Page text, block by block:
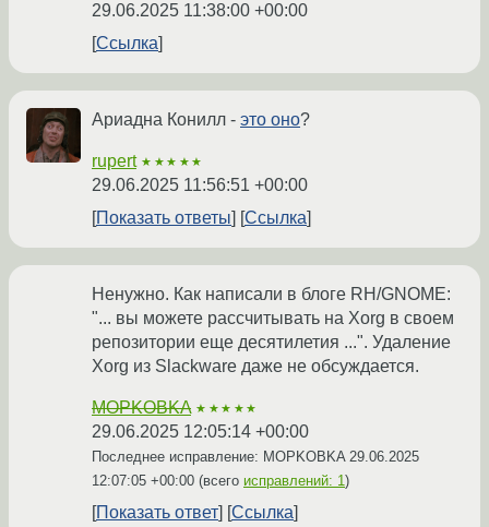
29.06.2025 11:38:00 +00:00
Ссылка
Ариадна Конилл - это оно?
rupert ★★★★★
29.06.2025 11:56:51 +00:00
Показать ответы
Ссылка
Ненужно. Как написали в блоге RH/GNOME:
"... вы можете рассчитывать на Xorg в своем
репозитории еще десятилетия ...". Удаление
Xorg из Slackware даже не обсуждается.
MOPKOBKA ★★★★★
29.06.2025 12:05:14 +00:00
Последнее исправление: MOPKOBKA 29.06.2025
12:07:05 +00:00 (всего исправлений: 1)
Показать ответ Ссылка